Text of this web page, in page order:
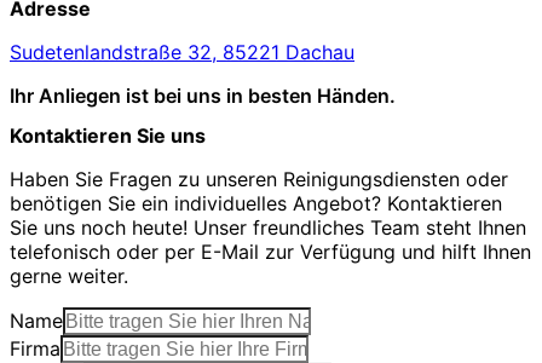
Adresse
Sudetenlandstraße 32, 85221 Dachau
Ihr Anliegen ist bei uns in besten Händen.
Kontaktieren Sie uns
Haben Sie Fragen zu unseren Reinigungsdiensten oder
benötigen Sie ein individuelles Angebot? Kontaktieren
Sie uns noch heute! Unser freundliches Team steht Ihnen
telefonisch oder per E-Mail zur Verfügung und hilft Ihnen
gerne weiter.
Name
Firma